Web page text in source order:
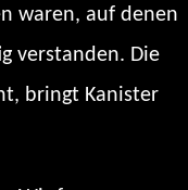
waren, auf denen
verstanden. Die
bringt Kanister